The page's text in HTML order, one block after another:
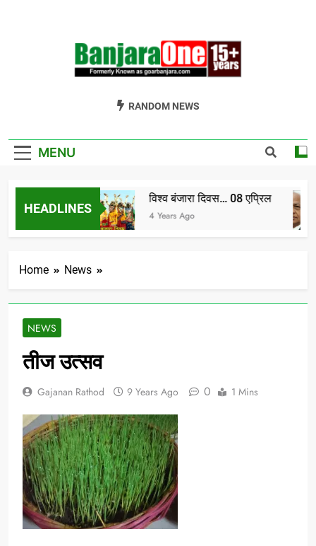
Welcome To
GoarBanjara.com
RANDOM NEWS
MENU
HEADLINES
भाग-1
विश्व बंजारा दिवस… 08 एप्रिल
4 Years Ago
Home News
NEWS
तीज उत्सव
Gajanan Rathod 9 Years Ago 0 1 Mins